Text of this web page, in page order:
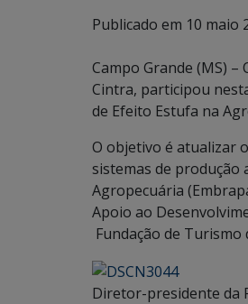
Publicado em 10 maio
Campo Grande (MS)
Cintra, participou
de Efeito Estufa na
O objetivo é atualizar
sistemas de produção
Agropecuária
Apoio ao
Fundação de Turismo
Diretor-presidente da